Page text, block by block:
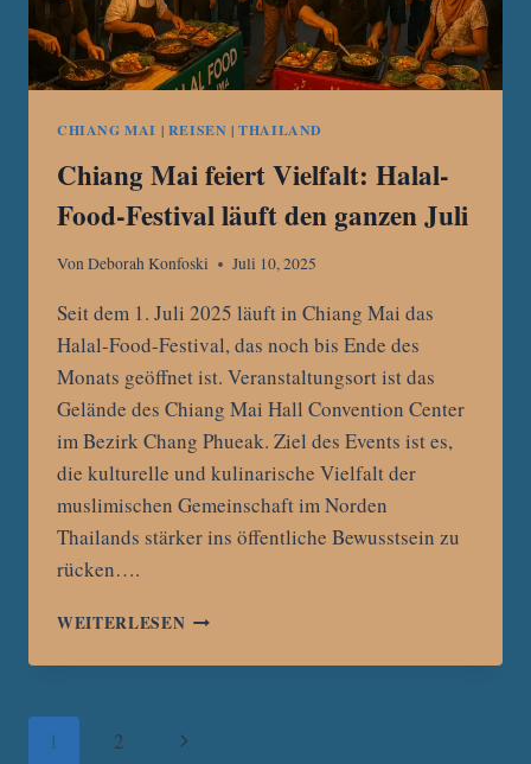
AN
CHIANG MAI | REISEN |THAILAND
Chiang Mai feiert Vielfalt: Halal-
Food-Festival läuft den ganzen Juli
VonDeborah Konfoski Juli 10, 2025
Seit dem 1. Juli 2025 läuft in Chiang Mai das
Halal-Food-Festival, das noch bis Ende des
Monats geöffnet ist. Veranstaltungsort ist das
Gelände des Chiang Mai Hall Convention Center
im Bezirk Chang Phueak. Ziel des Events ist es,
die kulturelle und kulinarische Vielfalt der
muslimischen Gemeinschaft im Norden
Thailands stärker ins öffentliche Bewusstsein zu
rücken….
WEITERLESENCHIANG
FEIERT
FOOD-
Seitennavigation
1 2 Nächste